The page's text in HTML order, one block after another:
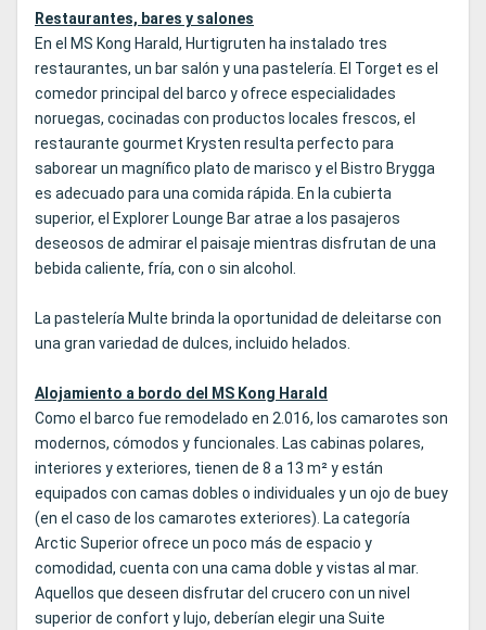
Restaurantes, bares y salones
En el MS Kong Harald, Hurtigruten ha instalado tres
restaurantes, un bar salón y una pastelería. El Torget es el
comedor principal del barco y ofrece especialidades
noruegas, cocinadas con productos locales frescos, el
restaurante gourmet Krysten resulta perfecto para
saborear un magnífico plato de marisco y el Bistro Brygga
es adecuado para una comida rápida. En la cubierta
superior, el Explorer Lounge Bar atrae a los pasajeros
deseosos de admirar el paisaje mientras disfrutan de una
bebida caliente, fría, con o sin alcohol.
La pastelería Multe brinda la oportunidad de deleitarse con
una gran variedad de dulces, incluido helados.
Alojamiento a bordo del MS Kong Harald
Como el barco fue remodelado en 2.016, los camarotes son
modernos, cómodos y funcionales. Las cabinas polares,
interiores y exteriores, tienen de 8 a 13 m² y están
equipados con camas dobles o individuales y un ojo de buey
(en el caso de los camarotes exteriores). La categoría
Arctic Superior ofrece un poco más de espacio y
comodidad, cuenta con una cama doble y vistas al mar.
Aquellos que deseen disfrutar del crucero con un nivel
superior de confort y lujo, deberían elegir una Suite